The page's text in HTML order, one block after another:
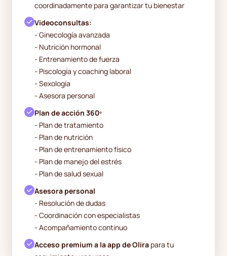
coordinadamente para garantizar tu bienestar
Videoconsultas:
- Ginecología avanzada
- Nutrición hormonal
- Entrenamiento de fuerza
- Piscología y coaching laboral
- Sexología
- Asesora personal
Plan de acción 360º
- Plan de tratamiento
- Plan de nutrición
- Plan de entrenamiento físico
- Plan de manejo del estrés
- Plan de salud sexual
Asesora personal
- Resolución de dudas
- Coordinación con especialistas
- Acompañamiento continuo
Acceso premium a la app de Olira para tu